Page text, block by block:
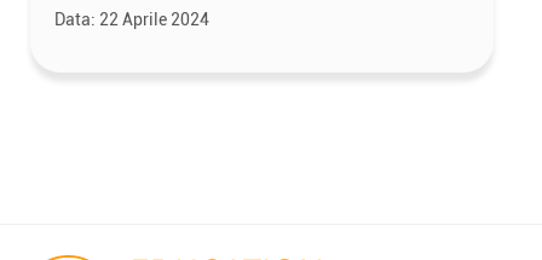
Data: 22 Aprile 2024